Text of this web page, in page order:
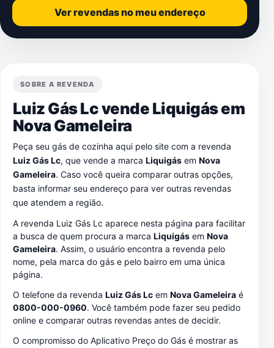
Ver revendas no meu endereço
SOBRE A REVENDA
Luiz Gás Lc vende Liquigás em
Nova Gameleira
Peça seu gás de cozinha aqui pelo site com a revenda
Luiz Gás Lc, que vende a marca Liquigás em Nova
Gameleira. Caso você queira comparar outras opções,
basta informar seu endereço para ver outras revendas
que atendem a região.
A revenda Luiz Gás Lc aparece nesta página para facilitar
a busca de quem procura a marca Liquigás em Nova
Gameleira. Assim, o usuário encontra a revenda pelo
nome, pela marca do gás e pelo bairro em uma única
página.
O telefone da revenda Luiz Gás Lc em Nova Gameleira é
0800-000-0960. Você também pode fazer seu pedido
online e comparar outras revendas antes de decidir.
O compromisso do Aplicativo Preço do Gás é mostrar as